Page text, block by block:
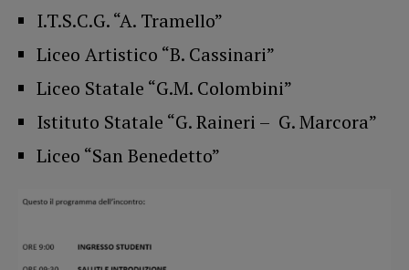
I.T.S.C.G. “A. Tramello”
Liceo Artistico “B. Cassinari”
Liceo Statale “G.M. Colombini”
Istituto Statale “G. Raineri – G. Marcora”
Liceo “San Benedetto”